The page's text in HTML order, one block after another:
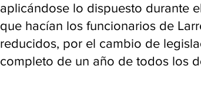
aplicándose lo dispuesto durante
que hacían los funcionarios de
reducidos, por el cambio de
completo de un año de todos los